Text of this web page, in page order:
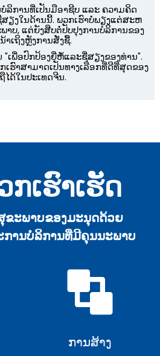
ລິການທີ່ເປັນມືອາຊີບ ແລະ ຄວາມຄິດ
ຽງໃນດ້ານນີ້. ພວກເຮົາບໍ່ພຽງແຕ່ສະຫ
ບ, ແຕ່ຍັງສືບຕໍ່ປັບປຸງການບໍລິການຂອງ
າເຖິງຫຼັງການສັ່ງຊື້.
ເພື່ອປົກປ້ອງຍີ່ຫໍ້ແລະຊື່ສຽງຂອງທ່ານ".
ເຮົາສາມາດເປັນທາງເລືອກທີ່ດີທີ່ສຸດຂອງ
ດ້ໃນປະເທດຈີນ.
ກເຮົາເຮັດ
ຂະພາບຂອງມະນຸດດ້ວຍ
ານບໍລິການທີ່ມີຄຸນນະພາບ
ການສ້າງ